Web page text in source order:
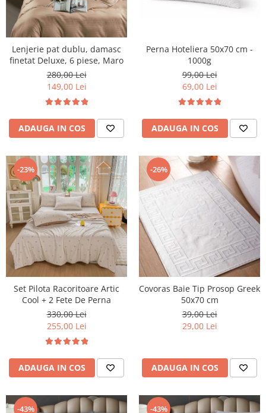
Lenjerie pat dublu, damasc
finetat Deluxe, 6 piese, Maro
280,00 Lei
149,00 Lei
ADAUGA IN COS
Perna Hoteliera 50x70 cm -
1000g
99,00 Lei
69,00 Lei
ADAUGA IN COS
-23%
Set Pilota Racoritoare Artic
Cool + 2 Fete De Perna
330,00 Lei
255,00 Lei
ADAUGA IN COS
-26%
Covoras Baie Tip Prosop Greek
50x70 cm
39,00 Lei
29,00 Lei
ADAUGA IN COS
-43% -43%